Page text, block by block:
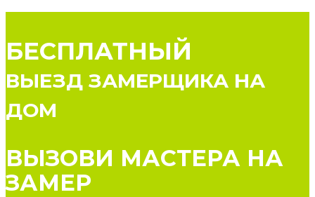
БЕСПЛАТНЫЙ
ВЫЕЗД ЗАМЕРЩИКА НА
ДОМ
ВЫЗОВИ МАСТЕРА НА
ЗАМЕР